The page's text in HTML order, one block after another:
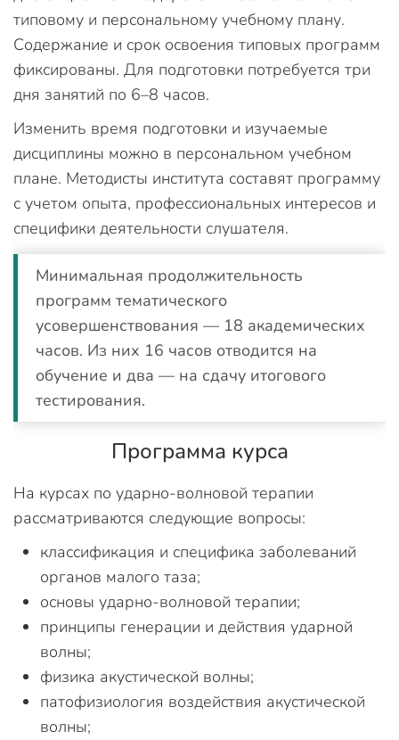
типовому и персональному учебному плану.
Содержание и срок освоения типовых программ
фиксированы. Для подготовки потребуется три
дня занятий по 6–8 часов.
Изменить время подготовки и изучаемые
дисциплины можно в персональном учебном
плане. Методисты института составят программу
с учетом опыта, профессиональных интересов и
специфики деятельности слушателя.
Минимальная продолжительность
программ тематического
усовершенствования — 18 академических
часов. Из них 16 часов отводится на
обучение и два — на сдачу итогового
тестирования.
Программа курса
На курсах по ударно-волновой терапии
рассматриваются следующие вопросы:
классификация и специфика заболеваний
органов малого таза;
основы ударно-волновой терапии;
принципы генерации и действия ударной
волны;
физика акустической волны;
патофизиология воздействия акустической
волны;